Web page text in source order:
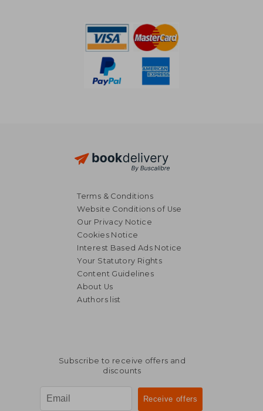
Terms & Conditions
Website Conditions of Use
Our Privacy Notice
Cookies Notice
Interest Based Ads Notice
Your Statutory Rights
Content Guidelines
About Us
Authors list
Subscribe to receive offers and
discounts